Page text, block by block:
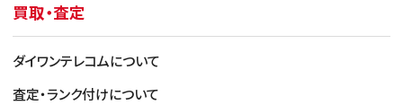
買取・査定
ダイワンテレコムについて
査定・ランク付けについて